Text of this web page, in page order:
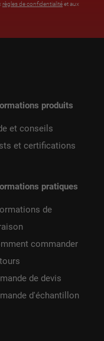
règles de confidentialitéet aux
produits
et conseils
et certifications
pratiques
de
commander
de devis
d'échantillon